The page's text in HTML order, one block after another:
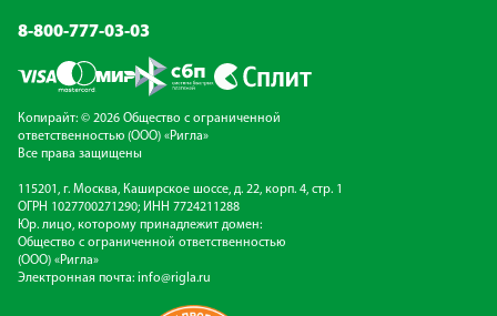
8-800-777-03-03
Копирайт: © 2026 Общество с ограниченной
ответственностью (ООО) «Ригла»
Все права защищены
115201, г. Москва, Каширское шоссе, д. 22, корп. 4, стр. 1
ОГРН 1027700271290; ИНН 7724211288
Юр. лицо, которому принадлежит домен:
Общество с ограниченной ответственностью
(ООО) «Ригла»
Электронная почта: info@rigla.ru